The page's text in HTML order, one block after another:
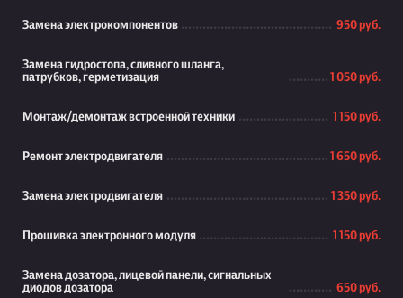
Замена электрокомпонентов 950 руб.
Замена гидростопа, сливного шланга,
патрубков, герметизация
1 050 руб.
Монтаж/демонтаж встроенной техники 1 150 руб.
Ремонт электродвигателя 1 650 руб.
Замена электродвигателя 1 350 руб.
Прошивка электронного модуля 1 150 руб.
Замена дозатора, лицевой панели, сигнальных
диодов дозатора
650 руб.